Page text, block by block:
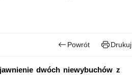
Powrót Drukuj
dwóch niewybuchów z